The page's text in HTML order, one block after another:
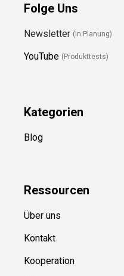
Folge Uns
Newsletter (in Planung)
YouTube (Produkttests)
Kategorien
Blog
Ressourcen
Über uns
Kontakt
Kooperation